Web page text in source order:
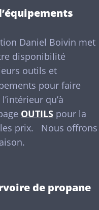
Daniel Boivin met
disponibilité
outils et
pour faire
qu’à
OUTILS pour la
prix.   Nous
de propane